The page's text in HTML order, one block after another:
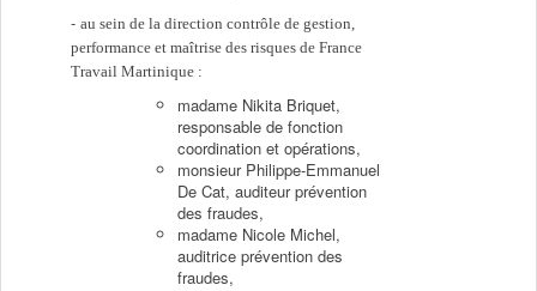
au sein de la direction contrôle de gestion,
performance et maîtrise des risques de France
Travail Martinique :
madame Nikita Briquet,
responsable de fonction
coordination et opérations,
monsieur Philippe-Emmanuel
De Cat, auditeur prévention
des fraudes,
madame Nicole Michel,
auditrice prévention des
fraudes,